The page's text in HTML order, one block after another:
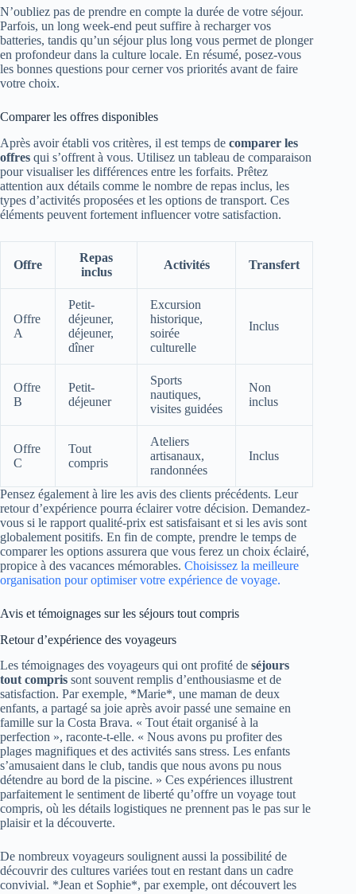
N’oubliez pas de prendre en compte la durée de votre séjour.
Parfois, un long week-end peut suffire à recharger vos
batteries, tandis qu’un séjour plus long vous permet de plonger
en profondeur dans la culture locale. En résumé, posez-vous
les bonnes questions pour cerner vos priorités avant de faire
votre choix.
Comparer les offres disponibles
Après avoir établi vos critères, il est temps de comparer les
offres qui s’offrent à vous. Utilisez un tableau de comparaison
pour visualiser les différences entre les forfaits. Prêtez
attention aux détails comme le nombre de repas inclus, les
types d’activités proposées et les options de transport. Ces
éléments peuvent fortement influencer votre satisfaction.
Offre
Repas
inclus
Activités Transfert
Offre
A
Petit-
déjeuner,
déjeuner,
dîner
Excursion
historique,
soirée
culturelle
Inclus
Offre
B
Petit-
déjeuner
Sports
nautiques,
visites guidées
Non
inclus
Offre
C
Tout
compris
Ateliers
artisanaux,
randonnées
Inclus
Pensez également à lire les avis des clients précédents. Leur
retour d’expérience pourra éclairer votre décision. Demandez-
vous si le rapport qualité-prix est satisfaisant et si les avis sont
globalement positifs. En fin de compte, prendre le temps de
comparer les options assurera que vous ferez un choix éclairé,
propice à des vacances mémorables. Choisissez la meilleure
organisation pour optimiser votre expérience de voyage.
Avis et témoignages sur les séjours tout compris
Retour d’expérience des voyageurs
Les témoignages des voyageurs qui ont profité de séjours
tout compris sont souvent remplis d’enthousiasme et de
satisfaction. Par exemple, *Marie*, une maman de deux
enfants, a partagé sa joie après avoir passé une semaine en
famille sur la Costa Brava. « Tout était organisé à la
perfection », raconte-t-elle. « Nous avons pu profiter des
plages magnifiques et des activités sans stress. Les enfants
s’amusaient dans le club, tandis que nous avons pu nous
détendre au bord de la piscine. » Ces expériences illustrent
parfaitement le sentiment de liberté qu’offre un voyage tout
compris, où les détails logistiques ne prennent pas le pas sur le
plaisir et la découverte.
De nombreux voyageurs soulignent aussi la possibilité de
découvrir des cultures variées tout en restant dans un cadre
convivial. *Jean et Sophie*, par exemple, ont découvert les